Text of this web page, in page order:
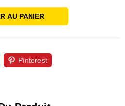
AU PANIER
Pinterest